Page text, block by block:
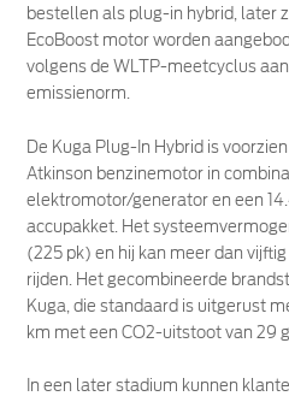
bestellen als plug-in hybrid, later
EcoBoost motor worden
volgens de WLTP-meetcyclus
emissienorm.
De Kuga Plug-In Hybrid is
Atkinson benzinemotor in
elektromotor/generator en een
accupakket. Het
(225 pk) en hij kan meer dan
rijden. Het gecombineerde
Kuga, die standaard is uitgerust
km met een CO2-uitstoot van 29
In een later stadium kunnen